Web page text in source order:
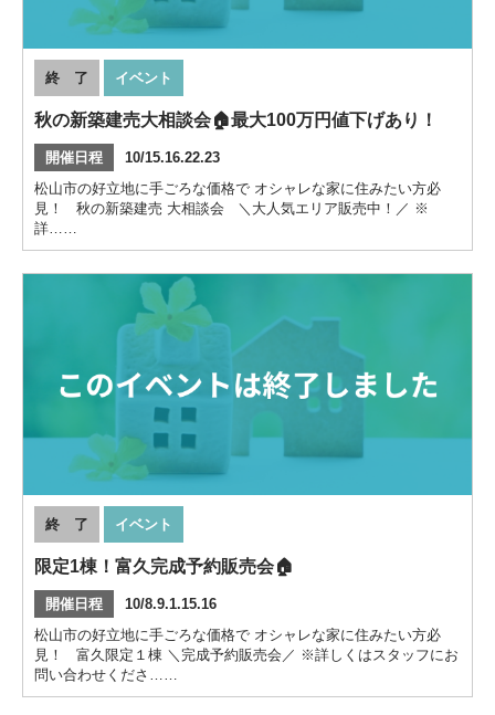
終 了 イベント
秋の新築建売大相談会🏠最大100万円値下げあり！
開催日程
10/15.16.22.23
松山市の好立地に手ごろな価格で オシャレな家に住みたい方必
見！ 秋の新築建売 大相談会 ＼大人気エリア販売中！／ ※
詳……
終 了 イベント
限定1棟！富久完成予約販売会🏠
開催日程
10/8.9.1.15.16
松山市の好立地に手ごろな価格で オシャレな家に住みたい方必
見！ 富久限定１棟 ＼完成予約販売会／ ※詳しくはスタッフにお
問い合わせくださ……